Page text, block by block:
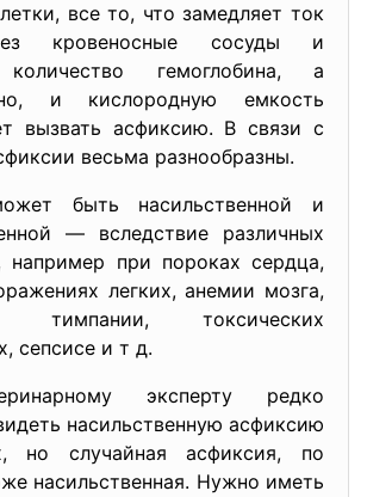
все то, что замедляет ток
кровеносные сосуды и
гемоглобина, а
и кислородную емкость
вызвать асфиксию. В связи с
весьма разнообразны.
быть насильственной и
— вследствие различных
например при пороках сердца,
легких, анемии мозга,
тимпании, токсических
сепсисе и т д.
эксперту редко
насильственную асфиксию
но случайная асфиксия, по
насильственная. Нужно иметь